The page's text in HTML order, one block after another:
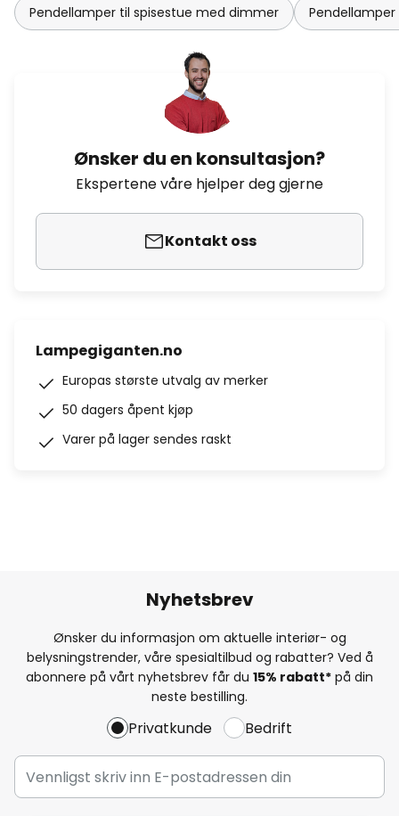
Pendellamper til spisestue med dimmer
Ønsker du en konsultasjon?
Ekspertene våre hjelper deg gjerne
Kontakt oss
Lampegiganten.no
Europas største utvalg av merker
50 dagers åpent kjøp
Varer på lager sendes raskt
Nyhetsbrev
Ønsker du informasjon om aktuelle interiør- og
belysningstrender, våre spesialtilbud og rabatter? Ved å
abonnere på vårt nyhetsbrev får du 15% rabatt* på din
neste bestilling.
Privatkunde Bedrift